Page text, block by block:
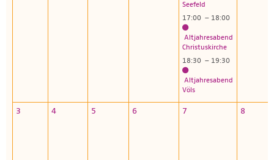
Seefeld
17:00 – 18:00
Altjahresabend
Christuskirche
18:30 – 19:30
Altjahresabend
Völs
3 4 5 6 7 8